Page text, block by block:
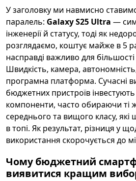
У заголовку ми навмисно
паралель: Galaxy S25 Ultra —
інженерії й статусу, тоді як
розглядаємо, коштує майже в 5
насправді важливо для більшості
Швидкість, камера,
програмна платформа. Сучасні
бюджетних пристроїв інвестують
компоненти, часто обираючи ті
середнього та вищого класу, які
в топі. Як результат, різниця у
використання скорочується до
Чому бюджетний
виявитися кращим